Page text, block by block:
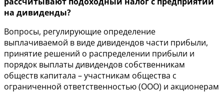
на дивиденды?
Вопросы, регулирующие определение
выплачиваемой в виде дивидендов части прибыли,
принятие решений о распределении прибыли и
порядок выплаты дивидендов собственникам
обществ капитала – участникам общества с
ограниченной ответственностью (ООО) и акционерам